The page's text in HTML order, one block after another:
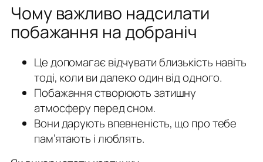
Чому важливо надсилати
побажання на добраніч
Це допомагає відчувати близькість навіть
тоді, коли ви далеко один від одного.
Побажання створюють затишну
атмосферу перед сном.
Вони дарують впевненість, що про тебе
пам’ятають і люблять.